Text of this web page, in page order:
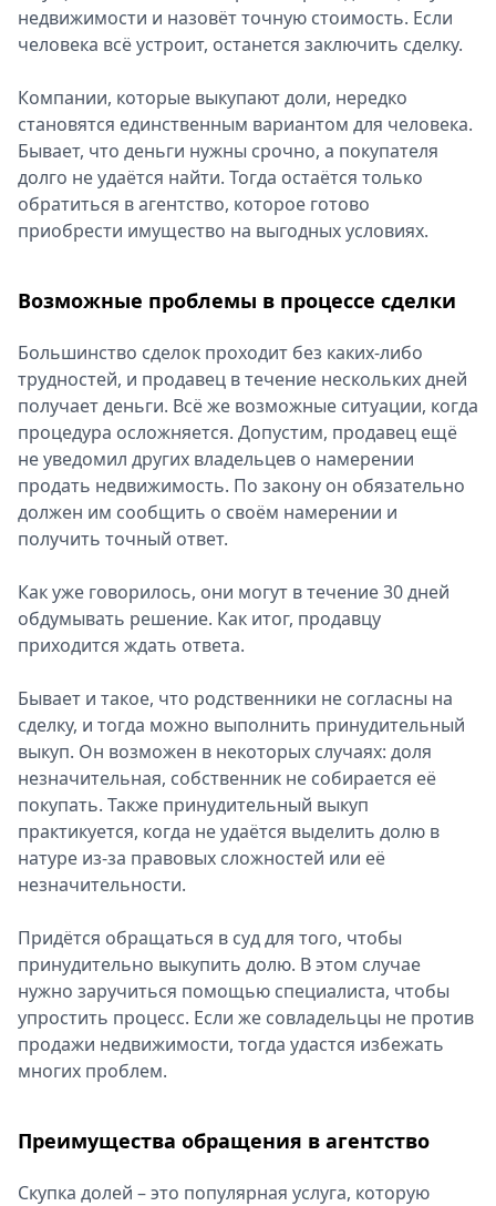
недвижимости и назовёт точную стоимость. Если
человека всё устроит, останется заключить сделку.
Компании, которые выкупают доли, нередко
становятся единственным вариантом для человека.
Бывает, что деньги нужны срочно, а покупателя
долго не удаётся найти. Тогда остаётся только
обратиться в агентство, которое готово
приобрести имущество на выгодных условиях.
Возможные проблемы в процессе сделки
Большинство сделок проходит без каких-либо
трудностей, и продавец в течение нескольких дней
получает деньги. Всё же возможные ситуации, когда
процедура осложняется. Допустим, продавец ещё
не уведомил других владельцев о намерении
продать недвижимость. По закону он обязательно
должен им сообщить о своём намерении и
получить точный ответ.
Как уже говорилось, они могут в течение 30 дней
обдумывать решение. Как итог, продавцу
приходится ждать ответа.
Бывает и такое, что родственники не согласны на
сделку, и тогда можно выполнить принудительный
выкуп. Он возможен в некоторых случаях: доля
незначительная, собственник не собирается её
покупать. Также принудительный выкуп
практикуется, когда не удаётся выделить долю в
натуре из-за правовых сложностей или её
незначительности.
Придётся обращаться в суд для того, чтобы
принудительно выкупить долю. В этом случае
нужно заручиться помощью специалиста, чтобы
упростить процесс. Если же совладельцы не против
продажи недвижимости, тогда удастся избежать
многих проблем.
Преимущества обращения в агентство
Скупка долей – это популярная услуга, которую